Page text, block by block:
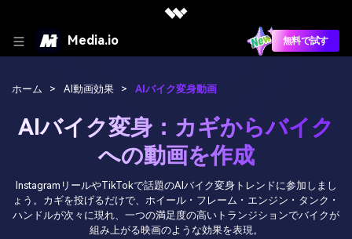
Media.io 無料で試す
ホーム > AI動画効果 > AIバイク変身動画
AIバイク変身：カギからバイク
への動画を作成
InstagramリールやTikTokで話題のAIバイク変身トレンドに参加しまし
ょう。カギを投げるだけで、ホイール・フレーム・エンジン・タンク・
ハンドルが次々に現れ、一つの満足度の高いトランジションでバイクが
組み上がる映画のような効果を表現。